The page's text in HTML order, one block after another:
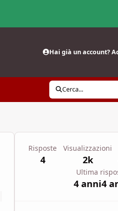
Hai già un account?
Cerca...
Risposte
4
Visualizzazioni
2k
Ultima
4 anni4